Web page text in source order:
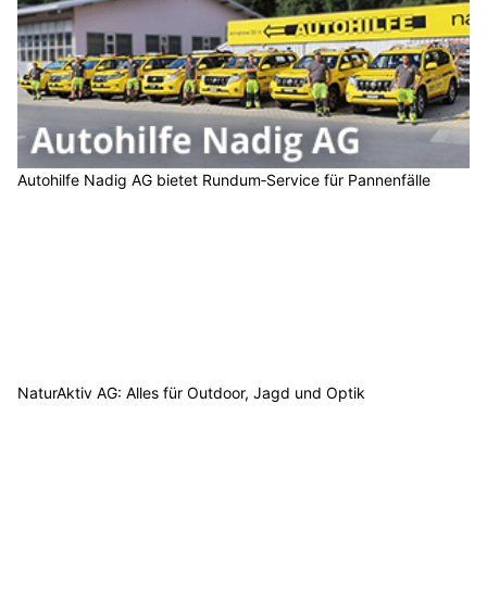
Autohilfe Nadig AG bietet Rundum‑Service für Pannenfälle
NaturAktiv AG: Alles für Outdoor, Jagd und Optik